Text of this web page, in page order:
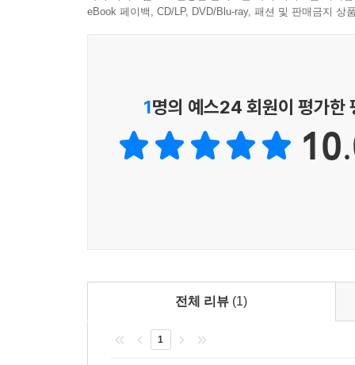
저자는 이 책을 통해 다음과 같은 질문을 독자들에
그리고 궁극적으로 묻는다.
"인류는 문제의 크기와 같은 단위를 상상할 수 있는
전쟁은 멈추지 않고,
기후는 국경을 넘고,
기술은 세계를 하나로 묶는다.
그런데 우리는
eBook 페이백, CD/LP, DVD/Blu-ray, 패션 및 판매금지 상
1명의 예스24 회원이 평가한
전체 리뷰 (1)
1